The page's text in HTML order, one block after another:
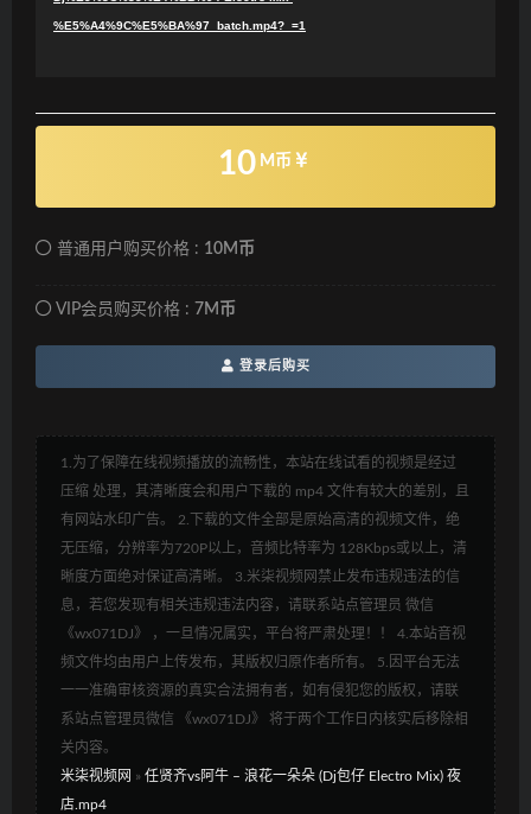
%E5%A4%9C%E5%BA%97_batch.mp4?_=1
10 M币
普通用户购买价格 : 10M币
VIP会员购买价格 : 7M币
登录后购买
1.为了保障在线视频播放的流畅性，本站在线试看的视频是经过
压缩 处理，其清晰度会和用户下载的 mp4 文件有较大的差别，且
有网站水印广告。 2.下载的文件全部是原始高清的视频文件，绝
无压缩，分辨率为720P以上，音频比特率为 128Kbps或以上，清
晰度方面绝对保证高清晰。 3.米柒视频网禁止发布违规违法的信
息，若您发现有相关违规违法内容，请联系站点管理员 微信
《wx071DJ》 ，一旦情况属实，平台将严肃处理！！ 4.本站音视
频文件均由用户上传发布，其版权归原作者所有。 5.因平台无法
一一准确审核资源的真实合法拥有者，如有侵犯您的版权，请联
系站点管理员微信 《wx071DJ》 将于两个工作日内核实后移除相
关内容。
米柒视频网 » 任贤齐vs阿牛 – 浪花一朵朵 (Dj包仔 Electro Mix) 夜
店.mp4